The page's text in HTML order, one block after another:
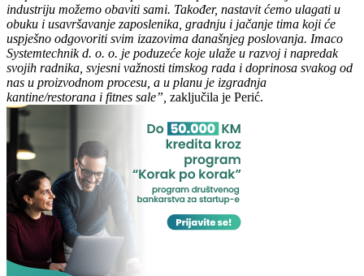
industriju možemo obaviti sami. Također, nastavit ćemo ulagati u
obuku i usavršavanje zaposlenika, gradnju i jačanje tima koji će
uspješno odgovoriti svim izazovima današnjeg poslovanja. Imaco
Systemtechnik d. o. o. je poduzeće koje ulaže u razvoj i napredak
svojih radnika, svjesni važnosti timskog rada i doprinosa svakog od
nas u proizvodnom procesu, a u planu je izgradnja
kantine/restorana i fitnes sale”, zaključila je Perić.